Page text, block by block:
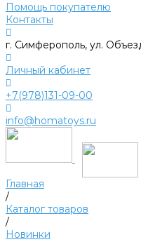
Помощь покупателю
Контакты
г. Симферополь, ул.
Личный кабинет
+7(978)131-09-00
info@homatoys.ru
Главная
/
Каталог товаров
/
Новинки